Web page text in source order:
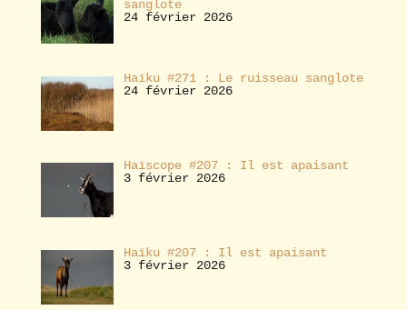
sanglote
24 février 2026
Haïku #271 : Le ruisseau sanglote
24 février 2026
Haïscope #207 : Il est apaisant
3 février 2026
Haïku #207 : Il est apaisant
3 février 2026